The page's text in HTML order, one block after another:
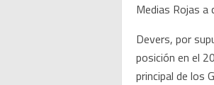
Medias Rojas a
Devers, por
posición en el
principal de los